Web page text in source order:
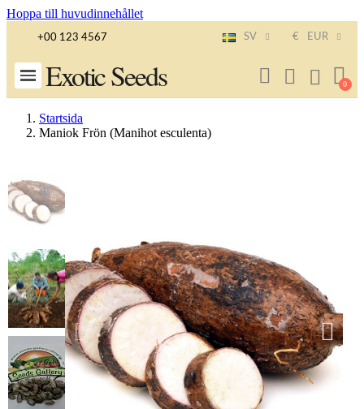
Hoppa till huvudinnehållet
+00 123 4567 SV € EUR
Exotic Seeds
Startsida
Maniok Frön (Manihot esculenta)